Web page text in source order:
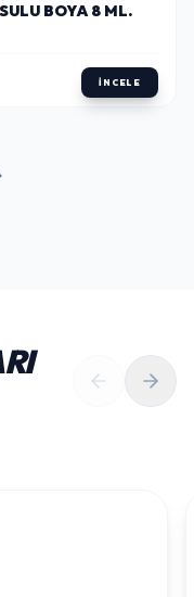
BOYA 8 ML.
İNCELE